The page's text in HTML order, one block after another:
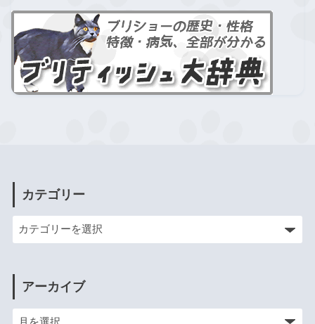
カテゴリー
アーカイブ